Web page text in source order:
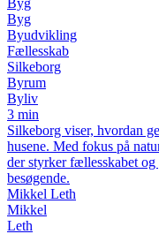
Byg
Byudvikling
Fællesskab
Silkeborg
Byrum
Byliv
3 min
Silkeborg viser, hvordan
husene. Med fokus på
der styrker fællesskabet
besøgende.
Mikkel Leth
Mikkel
Leth